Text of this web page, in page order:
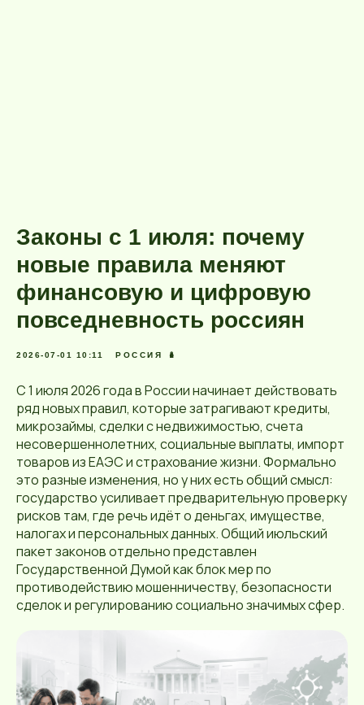
Законы с 1 июля: почему
новые правила меняют
финансовую и цифровую
повседневность россиян
2026-07-01 10:11 РОССИЯ 🪆
С 1 июля 2026 года в России начинает действовать
ряд новых правил, которые затрагивают кредиты,
микрозаймы, сделки с недвижимостью, счета
несовершеннолетних, социальные выплаты, импорт
товаров из ЕАЭС и страхование жизни. Формально
это разные изменения, но у них есть общий смысл:
государство усиливает предварительную проверку
рисков там, где речь идёт о деньгах, имуществе,
налогах и персональных данных. Общий июльский
пакет законов отдельно представлен
Государственной Думой как блок мер по
противодействию мошенничеству, безопасности
сделок и регулированию социально значимых сфер.